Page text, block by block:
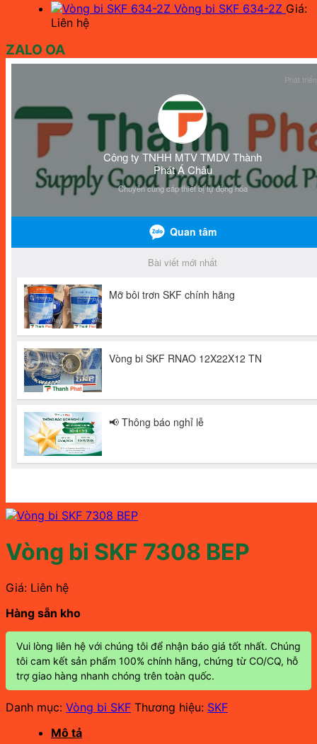
Vòng bi SKF 634-2Z Giá:
Liên hệ
ZALO OA
Vòng bi SKF 7308 BEP
Giá: Liên hệ
Hàng sẵn kho
Vui lòng liên hệ với chúng tôi để nhận báo giá tốt nhất. Chúng
tôi cam kết sản phẩm 100% chính hãng, chứng từ CO/CQ, hỗ
trợ giao hàng nhanh chóng trên toàn quốc.
Danh mục: Vòng bi SKF Thương hiệu: SKF
Mô tả